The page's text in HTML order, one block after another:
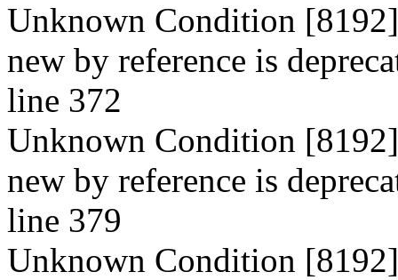
Unknown Condition
new by reference is
line 372
Unknown Condition
new by reference is
line 379
Unknown Condition